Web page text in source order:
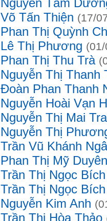
Nguyễn Tâm
Võ Tấn Thiện (17/
Phan Thị Quỳnh
Lê Thị Phương
Phan Thị Thu Trà
Nguyễn Thị Thanh
Đoàn Phan Thanh
Nguyễn Hoài Vạn
Nguyễn Thị Mai
Nguyễn Thị
Trần Vũ Khánh
Phan Thị Mỹ Duyên
Trần Thị Ngọc Bích
Trần Thị Ngọc Bích
Nguyễn Kim Anh
Trần Thị Hòa Thảo